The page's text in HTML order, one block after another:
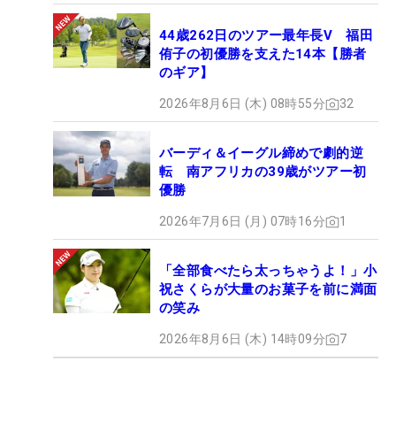
44歳262日のツアー最年長V 福田
侑子の初優勝を支えた14本【勝者
のギア】
2026年8月6日 (木) 08時55分 32
バーディ＆イーグル締めで劇的逆
転 南アフリカの39歳がツアー初
優勝
2026年7月6日 (月) 07時16分 1
「全部食べたら太っちゃうよ！」小
祝さくらが大量のお菓子を前に満面
の笑み
2026年8月6日 (木) 14時09分 7